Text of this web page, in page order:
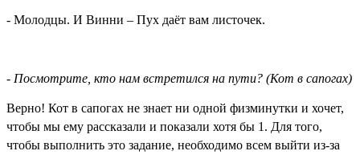
- Молодцы. И Винни – Пух даёт вам листочек.
- Посмотрите, кто нам встретился на пути? (Кот в сапогах)
Верно! Кот в сапогах не знает ни одной физминутки и хочет,
чтобы мы ему рассказали и показали хотя бы 1. Для того,
чтобы выполнить это задание, необходимо всем выйти из-за